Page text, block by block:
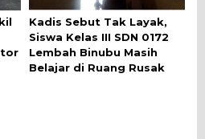
Kadis Sebut Tak Layak,
Siswa Kelas III SDN 0172
Lembah Binubu Masih
Belajar di Ruang Rusak